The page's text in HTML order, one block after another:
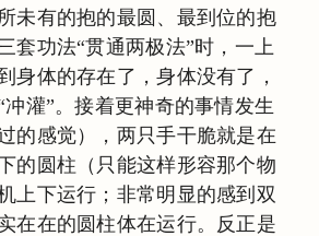
未有的抱的最圆、最到位的抱
套功法“贯通两极法”时，一上
身体的存在了，身体没有了，
灌”。接着更神奇的事情发生
的感觉），两只手干脆就是在
的圆柱（只能这样形容那个物
上下运行；非常明显的感到双
在在的圆柱体在运行。反正是